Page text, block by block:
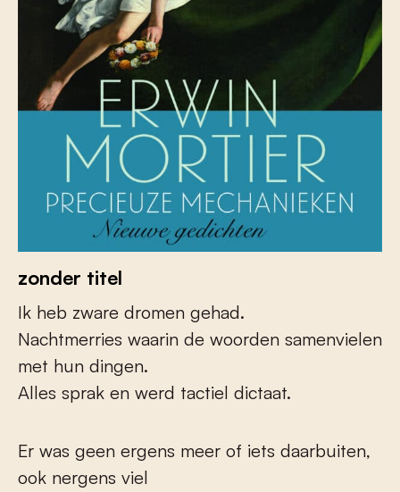
zonder titel
Ik heb zware dromen gehad.
Nachtmerries waarin de woorden samenvielen
met hun dingen.
Alles sprak en werd tactiel dictaat.
Er was geen ergens meer of iets daarbuiten,
ook nergens viel